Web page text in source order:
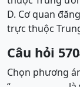
D. Cơ quan
trực thuộc
Câu hỏi
Chọn phương